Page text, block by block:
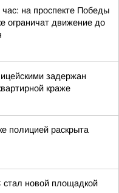
на проспекте Победы
ограничат движение до
задержан
краже
полицией раскрыта
новой площадкой